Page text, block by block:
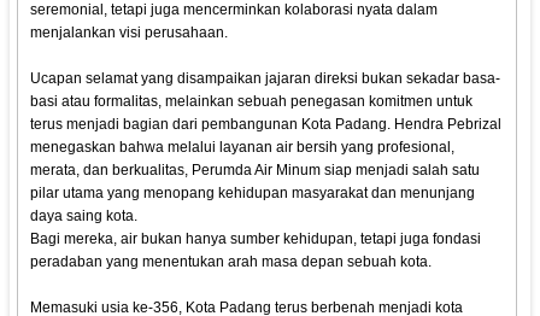
seremonial, tetapi juga mencerminkan kolaborasi nyata dalam
menjalankan visi perusahaan.
Ucapan selamat yang disampaikan jajaran direksi bukan sekadar basa-
basi atau formalitas, melainkan sebuah penegasan komitmen untuk
terus menjadi bagian dari pembangunan Kota Padang. Hendra Pebrizal
menegaskan bahwa melalui layanan air bersih yang profesional,
merata, dan berkualitas, Perumda Air Minum siap menjadi salah satu
pilar utama yang menopang kehidupan masyarakat dan menunjang
daya saing kota.
Bagi mereka, air bukan hanya sumber kehidupan, tetapi juga fondasi
peradaban yang menentukan arah masa depan sebuah kota.
Memasuki usia ke-356, Kota Padang terus berbenah menjadi kota